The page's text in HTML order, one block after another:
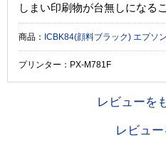
しまい印刷物が台無しになる
商品： ICBK84(顔料ブラック) エプソ
プリンター：PX-M781F
レビューを
レビュー